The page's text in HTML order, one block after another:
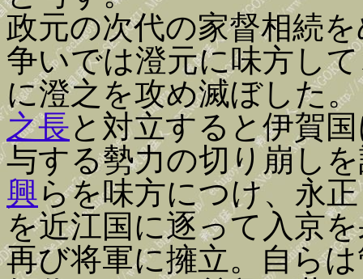
政元の次代の家督相続
争いでは澄元に味方し
に澄之を攻め滅ぼした
之長と対立すると伊賀
与する勢力の切り崩し
興らを味方につけ、永
を近江国に逐って入京
再び将軍に擁立。自ら